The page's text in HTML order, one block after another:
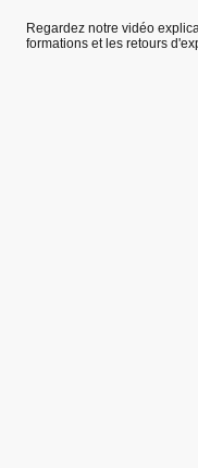
Regardez notre vidéo
formations et les retours